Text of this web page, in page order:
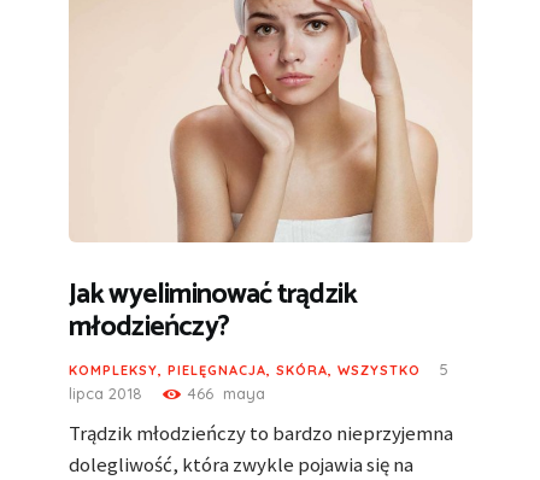
Jak wyeliminować trądzik
młodzieńczy?
KOMPLEKSY PIELĘGNACJA SKÓRA WSZYSTKO
5
lipca 2018
466 maya
Trądzik młodzieńczy to bardzo nieprzyjemna
dolegliwość, która zwykle pojawia się na